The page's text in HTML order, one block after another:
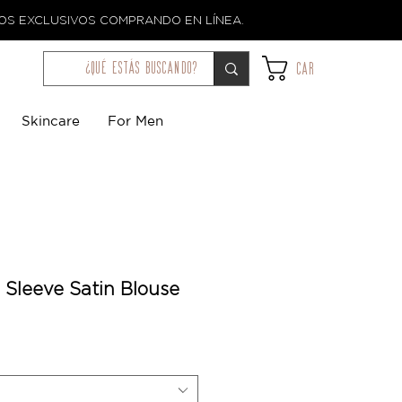
EXCLUSIVOS COMPRANDO EN LÍNEA.
¿qué estás buscando? Car
Skincare For Men
Sleeve Satin Blouse